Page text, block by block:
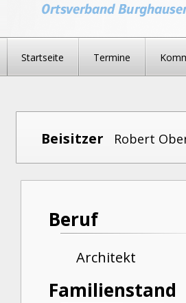
Startseite Termine
Beisitzer Robert
Beruf
Architekt
Familienstand